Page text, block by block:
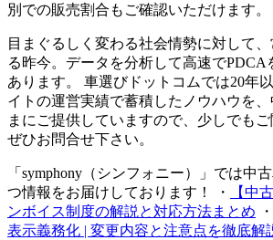
別での販売割合もご確認いただけます。
目まぐるしく変わる社会情勢に対して
る昨今。データを分析して高速でPDCA
あります。 車選びドットコムでは20年
イトの運営実績で蓄積したノウハウを
まにご提供していますので、少しでも
ぜひお問合せ下さい。
「symphony（シンフォニー）」では中
つ情報をお届けしております！ ・
【中
ンボイス制度の解説と対応方法まとめ ・
表示義務化 | 変更内容と注意点を徹底解